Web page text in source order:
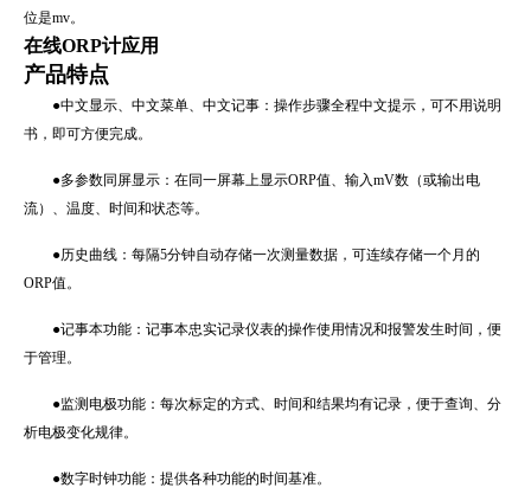
位是mv。
在线ORP计应用
产品特点
●中文显示、中文菜单、中文记事：操作步骤全程中文提示，可不用说明
书，即可方便完成。
●多参数同屏显示：在同一屏幕上显示ORP值、输入mV数（或输出电
流）、温度、时间和状态等。
●历史曲线：每隔5分钟自动存储一次测量数据，可连续存储一个月的
ORP值。
●记事本功能：记事本忠实记录仪表的操作使用情况和报警发生时间，便
于管理。
●监测电极功能：每次标定的方式、时间和结果均有记录，便于查询、分
析电极变化规律。
●数字时钟功能：提供各种功能的时间基准。